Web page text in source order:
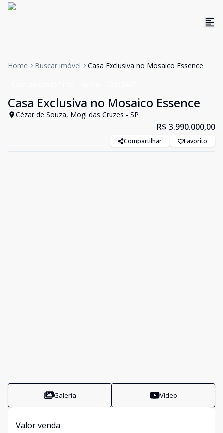
Home Buscar imóvel Casa Exclusiva no Mosaico Essence
Casa Exclusiva no Mosaico Essence
Cézar de Souza, Mogi das Cruzes - SP
R$ 3.990.000,00
Compartilhar Favorito
Galeria Vídeo
Valor venda